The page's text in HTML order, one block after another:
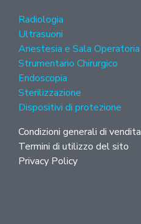
Radiologia
Ultrasuoni
Anestesia e Sala Operatoria
Strumentario Chirurgico
Endoscopia
Sterilizzazione
Dispositivi di protezione
Condizioni generali di vendita
Termini di utilizzo del sito
Privacy Policy